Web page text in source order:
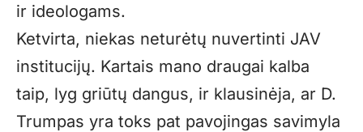
ir ideologams.
Ketvirta, niekas neturėtų nuvertinti JAV
institucijų. Kartais mano draugai kalba
taip, lyg griūtų dangus, ir klausinėja, ar D.
Trumpas yra toks pat pavojingas savimyla